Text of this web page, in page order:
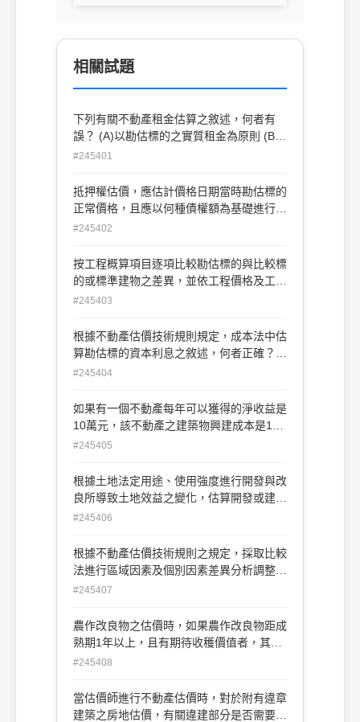
相關試題
下列有關不動產租金估算之敘述，何者有
誤？ (A)以勘估標的之實質租金為原則 (B)
應視新訂租約與續訂租約分別為之 (C)不可
證金之收益列入計算
#245401
抵押權估價，應估計價格日期當時勘估標的
正常價格，且應以何種債權額為基礎進行估
價呢？ (A)以實際債權額為基礎(B)以銀行認
權人信用為基礎
#245402
按工程概算項目逐項比較勘估標的與比較標
的或標準建物之差異，並依工程價格及工程
數量比率進行調整，以求取勘估標的營造或
價比較法(C)單位工程法(D)單位面積比較法
#245403
根據不動產估價技術規則規定，成本法中估
算勘估標的資本利息之敘述，何者正確？
(A)應依分期投入資本數額及資本使用年數
包含土地時，不應另加計土地價格(D)自有
資金之計息利率可高於1年以上活存利率
#245404
如果有一個不動產每年可以獲得的淨收益是
10萬元，該不動產之建築物興建成本是100
萬，根據調查，該不動產的土地部分之資本
問該不動產的價格是多少呢？(A)100萬
(B)130萬(C)160萬(D)190萬（E)280萬
#245405
根據土地法定用途、使用強度進行開發與改
良所導致土地效益之變化，估算開發或建築
後總銷售金額，扣除開發期間之直接成本、
價格，此估價方法是依據那一種方式呢？
(A)比較法(B)直接資本化法(C)土地開發分
#245406
根據不動產估價技術規則之規定，採取比較
法進行區域因素及個別因素差異分析調整
時，可以採那種方法為其調整方法呢？(A)
#245407
農作改良物之估價時，如果農作改良物距成
熟期1年以上，且有期待收穫價值者，其價
格應該以何者為基礎呢？ (A)依其種植及培
估計其收穫量及市場價格為基礎(D)依作物
成本費用為基礎
#245408
當估價師進行不動產估價時，對於附有違章
建築之房地估價，有關違建部分是否需要評